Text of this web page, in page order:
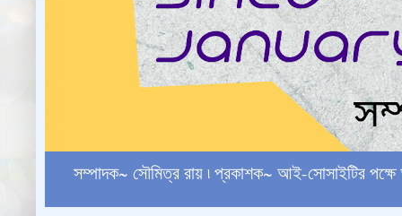
সম্পাদক~ সৌমিত্র রায় ৷ প্রকাশক~ আই-সোসাইটির